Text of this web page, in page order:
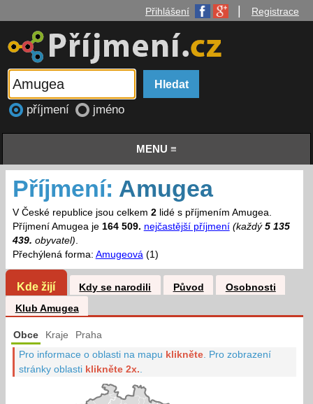
Přihlášení Registrace
příjmení jméno
MENU ≡
Příjmení: Amugea
V České republice jsou celkem 2lidé s příjmením Amugea.
Příjmení Amugea je 164 509. nejčastější příjmení (každý 5 135
439. obyvatel).
Přechýlená forma: Amugeová(1)
Kde žijí Kdy se narodili Původ
Osobnosti
Klub Amugea
Obce Kraje Praha
Pro informace o oblasti na mapu klikněte Pro zobrazení
stránky oblasti klikněte 2x.